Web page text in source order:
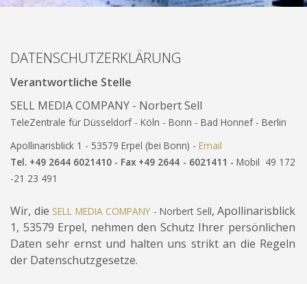
DATENSCHUTZERKLÄRUNG
Verantwortliche Stelle
SELL MEDIA COMPANY - Norbert Sell
TeleZentrale für Düsseldorf - Köln - Bonn - Bad Honnef - Berlin
Apollinarisblick 1 - 53579 Erpel (bei Bonn) - Email
Tel. +49 2644 6021410 - Fax +49 2644 - 6021411 - Mobil 49 172
-21 23 491
Wir, die SELL MEDIA COMPANY - Norbert Sell, Apollinarisblick
1, 53579 Erpel, nehmen den Schutz Ihrer persönlichen
Daten sehr ernst und halten uns strikt an die Regeln
der Datenschutzgesetze.